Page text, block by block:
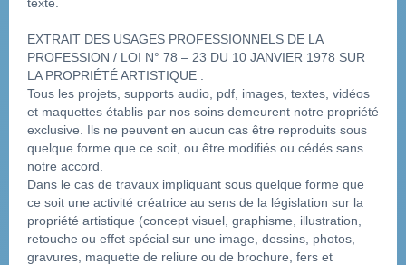
EXTRAIT DES USAGES PROFESSIONNELS DE LA
PROFESSION / LOI N° 78 – 23 DU 10 JANVIER 1978 SUR
LA PROPRIÉTÉ ARTISTIQUE :
Tous les projets, supports audio, pdf, images, textes, vidéos
et maquettes établis par nos soins demeurent notre propriété
exclusive. Ils ne peuvent en aucun cas être reproduits sous
quelque forme que ce soit, ou être modifiés ou cédés sans
notre accord.
Dans le cas de travaux impliquant sous quelque forme que
ce soit une activité créatrice au sens de la législation sur la
propriété artistique (concept visuel, graphisme, illustration,
retouche ou effet spécial sur une image, dessins, photos,
gravures, maquette de reliure ou de brochure, fers et